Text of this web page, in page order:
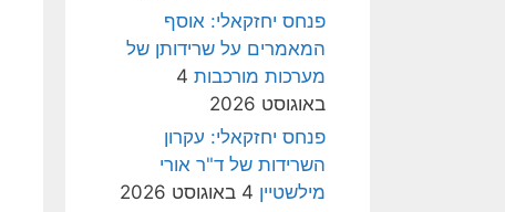
פנחס יחזקאלי: אוסף
המאמרים על שרידותן של
מערכות מורכבות 4
באוגוסט 2026
פנחס יחזקאלי: עקרון
השרידות של ד"ר אורי
מילשטיין 4 באוגוסט 2026